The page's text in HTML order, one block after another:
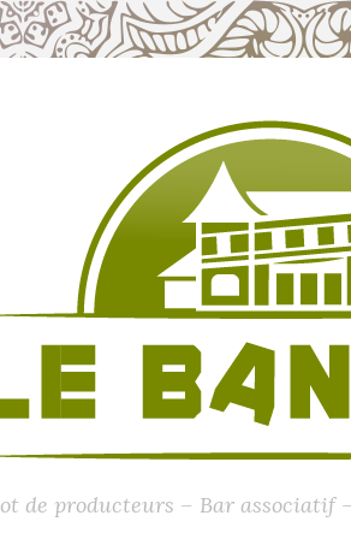
de producteurs – Bar associatif